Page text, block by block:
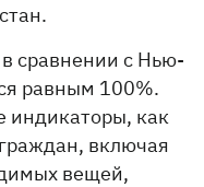
сравнении с Нью-
равным 100%.
индикаторы, как
включая
вещей,